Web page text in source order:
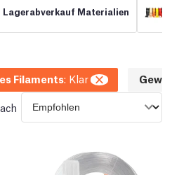
Lagerabverkauf Materialien
Filaments: Klar